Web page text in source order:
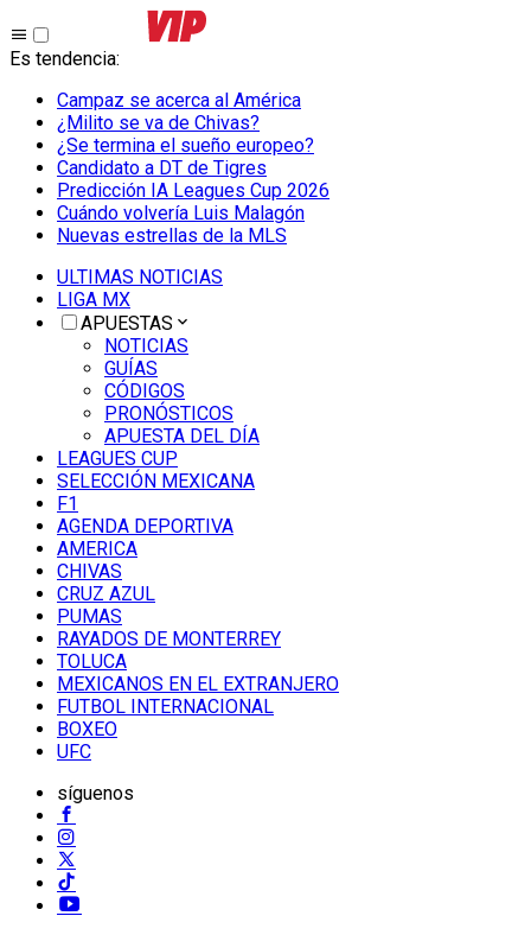
Es tendencia:
Campaz se acerca al América
¿Milito se va de Chivas?
¿Se termina el sueño europeo?
Candidato a DT de Tigres
Predicción IA Leagues Cup 2026
Cuándo volvería Luis Malagón
Nuevas estrellas de la MLS
ULTIMAS NOTICIAS
LIGA MX
APUESTAS
NOTICIAS
GUÍAS
CÓDIGOS
PRONÓSTICOS
APUESTA DEL DÍA
LEAGUES CUP
SELECCIÓN MEXICANA
F1
AGENDA DEPORTIVA
AMERICA
CHIVAS
CRUZ AZUL
PUMAS
RAYADOS DE MONTERREY
TOLUCA
MEXICANOS EN EL EXTRANJERO
FUTBOL INTERNACIONAL
BOXEO
UFC
síguenos